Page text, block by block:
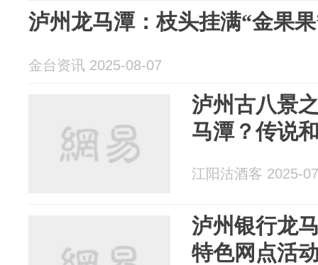
泸州龙马潭：枝头挂满“金果
金台资讯 2025-08-07
泸州古八景
马潭？传说
江阳沽酒客 2025-
泸州银行龙
特色网点活